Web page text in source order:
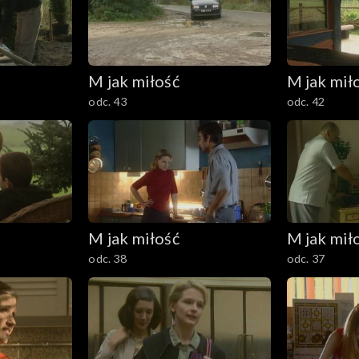
M jak miłość
odc. 43
M jak
odc. 42
M jak miłość
odc. 38
M jak
odc. 37